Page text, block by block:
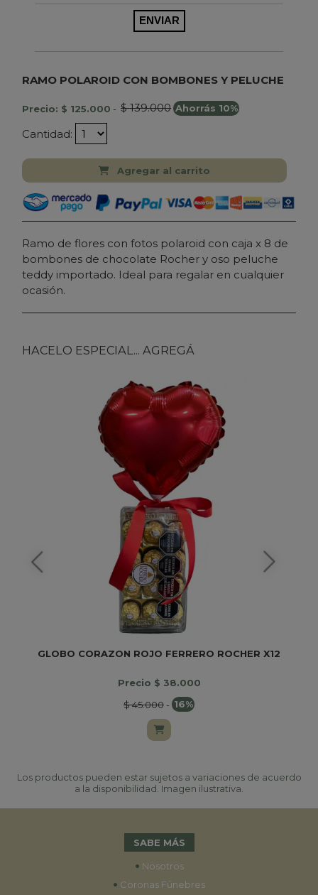
RAMO POLAROID CON BOMBONES Y PELUCHE
Precio: $ 125.000 - $ 139.000 Ahorrás 10%
Cantidad:
Agregar al carrito
Ramo de flores con fotos polaroid con caja x 8 de
bombones de chocolate Rocher y oso peluche
teddy importado. Ideal para regalar en cualquier
ocasión.
HACELO ESPECIAL... AGREGÁ
GLOBO CORAZON ROJO FERRERO ROCHER X12
Precio $ 38.000
$ 45.000- 16%
Los productos pueden estar sujetos a variaciones de acuerdo
a la disponibilidad. Imagen ilustrativa.
SABE MÁS
• Nosotros
• Coronas Fúnebres